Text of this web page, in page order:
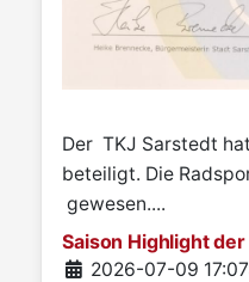
Der TKJ Sarstedt
beteiligt. Die
gewesen....
Saison Highlight
Details
2026-07-09